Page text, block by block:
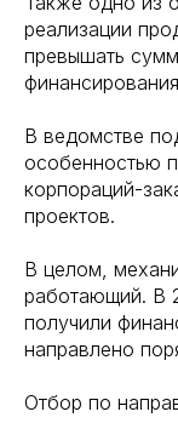
реализации
превышать
В ведомстве
особенностью
корпораций-
проектов.
В целом,
работающий. В
получили
направлено
Отбор по